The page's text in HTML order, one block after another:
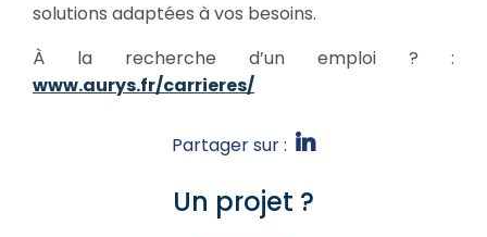
solutions adaptées à vos besoins.
À la recherche d’un emploi ? :
www.aurys.fr/carrieres/
Partager sur :
Un projet ?